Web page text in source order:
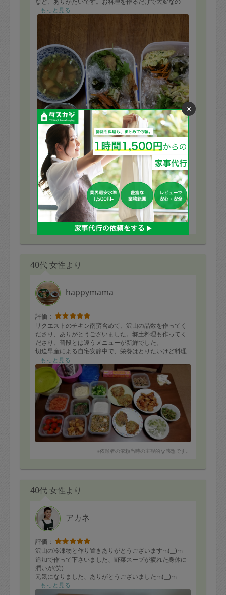
に、お弁当箱詰め、台所の片付けや、コンロのお掃除な
など、どれも、手作りのだし汁をきかせて、彩り良く、
バランス良く、大変美味でした！野菜が多いのがとても
家族に好評です。次回も是非お願いしたいと思います。
ありがとうございました。
もっと見る
※依頼者の依頼当時の主観的な感想です。
40代 女性より
happymama
評価：
リクエストのチキン南蛮含めて、沢山の品数を作ってく
ださり、ありがとうございました。郷土料理も作ってく
ださり、普段とは違うメニューが新鮮でした。
切迫早産による自宅安静中で、栄養はとりたいけど料理
が出来ず困っていたので、様々な食材を使ったお料理を
作っていただけて、大満足です。
まだ全部は味見できていませんが、どれも美味しくいた
だいています！
もっと見る
※依頼者の依頼当時の主観的な感想です。
40代 女性より
アカネ
評価：
沢山の冷凍物と作り置きありがとうございますm(__)m
追加で作って下さいました、野菜スープが疲れた身体に
潤いが(笑)
元気になりました、ありがとうございましたm(__)m
もっと見る
×